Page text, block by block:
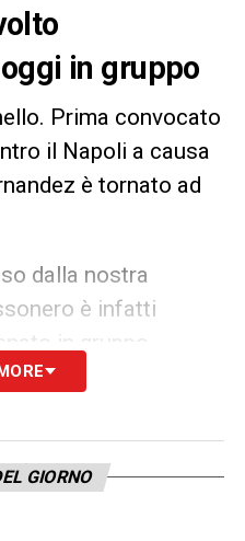
in gruppo
Prima convocato
il Napoli a causa
è tornato ad
dalla nostra
è infatti
in gruppo
crescono
GIORNO